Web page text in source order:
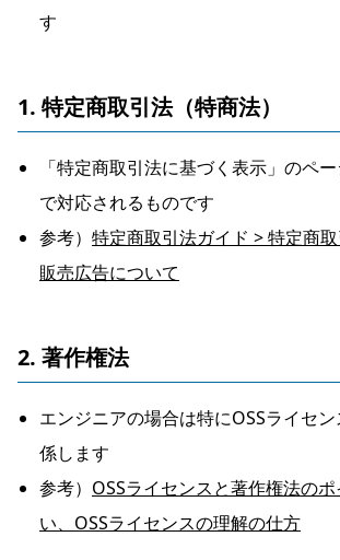
す
1. 特定商取引法（特商法）
「特定商取引法に基づく表示」のペ
で対応されるものです
参考） 特定商取引法ガイド > 特定商
販売広告について
2. 著作権法
エンジニアの場合は特にOSSライセ
係します
参考） OSSライセンスと著作権法の
い、OSSライセンスの理解の仕方